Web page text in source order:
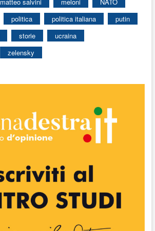
politica politica italiana
putin
storie
ucraina
zelensky